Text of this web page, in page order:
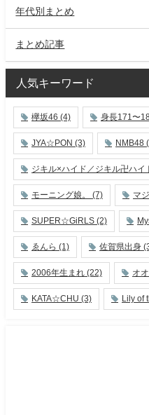
年代別まとめ
まとめ記事
人気キーワード
欅坂46 (4) 身長171〜
JYA☆PON (3) NMB48
ジキル×ハイド／ジキル卍ハイ
モーニング娘。 (7) マ
SUPER☆GiRLS (2)
ゑんら (1) 佐賀県出身
2006年生まれ (22) オ
KATA☆CHU (3) Lily of